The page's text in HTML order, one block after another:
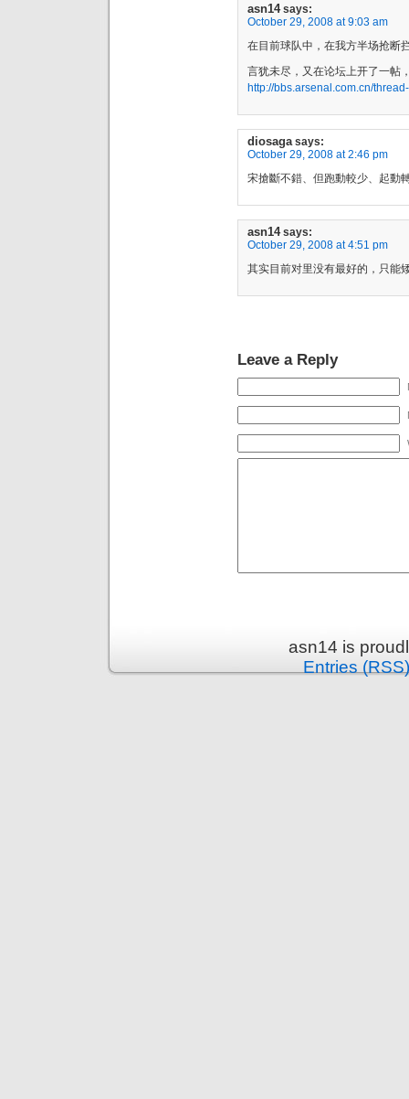
asn14 says:
October 29, 2008 at 9:03 am
在目前球队中，在我方半场抢断
言犹未尽，又在论坛上开了一帖
http://bbs.arsenal.com.cn/
diosaga says:
October 29, 2008 at 2:46 pm
宋搶斷不錯、但跑動較少、起
asn14 says:
October 29, 2008 at 4:51 pm
其实目前对里没有最好的，只能
Leave a Reply
asn14 is
Entries (RSS)